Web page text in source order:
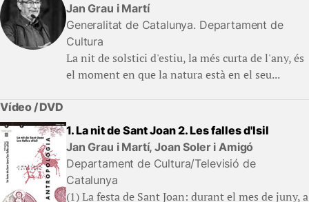
Jan Grau i Martí
Generalitat de Catalunya. Departament de
Cultura
La nit de solstici d'estiu, la més curta de l'any, és
el moment en que la natura està en el seu...
Vídeo / DVD
1. La nit de Sant Joan 2. Les falles d'Isil
Jan Grau i Martí, Joan Soler i Amigó
Departament de Cultura/Televisió de
Catalunya
(1) La festa de Sant Joan: durant el mes de juny, a